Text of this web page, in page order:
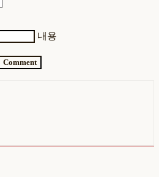
내용
Comment